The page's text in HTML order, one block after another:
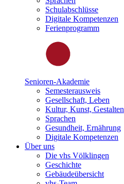
Schulabschlüsse
Digitale Kompetenzen
Ferienprogramm
Senioren-Akademie
Semesterausweis
Gesellschaft, Leben
Kultur, Kunst, Gestalten
Sprachen
Gesundheit, Ernährung
Digitale Kompetenzen
Über uns
Die vhs Völklingen
Geschichte
Gebäudeübersicht